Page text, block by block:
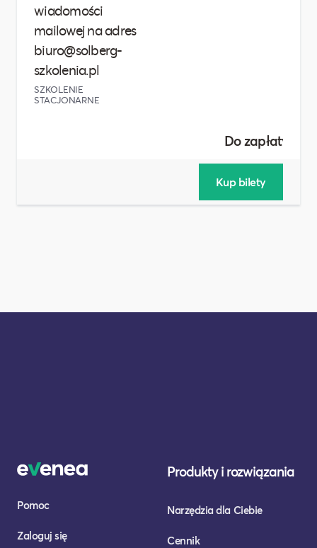
wiadomości
mailowej na adres
biuro@solberg-
szkolenia.pl
SZKOLENIE
STACJONARNE
Pomoc
Zaloguj się
Produkty i rozwiązania
Narzędzia dla Ciebie
Cennik